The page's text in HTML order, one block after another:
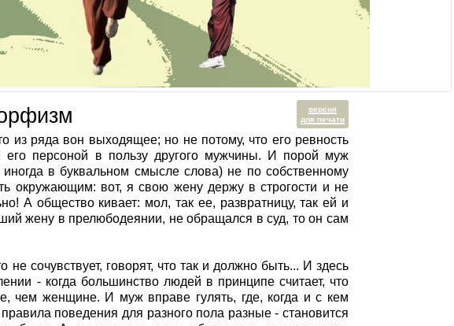
версия
для печати
из ряда вон выходящее; но не потому, что его ревность
его персоной в пользу другого мужчины. И порой муж
в буквальном смысле слова) не по собственному
окружающим: вот, я свою жену держу в строгости и не
А общество кивает: мол, так ее, развратницу, так ей и
жену в прелюбодеянии, не обращался в суд, то он сам
сочувствует, говорят, что так и должно быть... И здесь
- когда большинство людей в принципе считает, что
чем женщине. И муж вправе гулять, где, когда и с кем
поведения для разного пола разные - становится